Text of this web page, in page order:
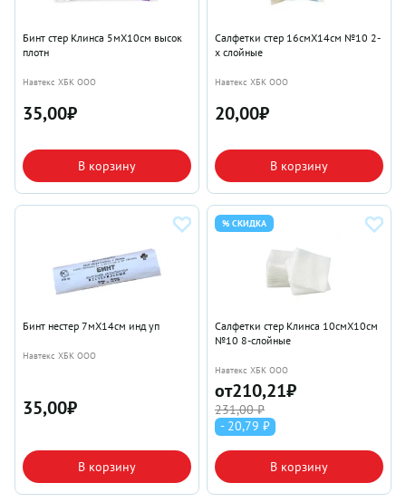
Бинт стер Клинса 5мX10см высок
плотн
Навтекс ХБК ООО
35,00₽
В корзину
Салфетки стер 16смX14см №10 2-
х слойные
Навтекс ХБК ООО
20,00₽
В корзину
Бинт нестер 7мX14см инд уп
Навтекс ХБК ООО
35,00₽
В корзину
% СКИДКА
Салфетки стер Клинса 10смX10см
№10 8-слойные
Навтекс ХБК ООО
от210,21₽
231,00 ₽
- 20,79 ₽
В корзину